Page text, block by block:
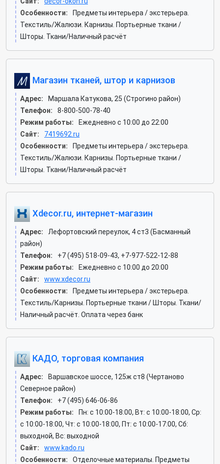
Особенности:
Предметы интерьера / экстерьера.
Текстиль/Жалюзи. Карнизы. Портьерные ткани /
Шторы. Ткани/Наличный расчёт
Магазин тканей, штор и карнизов
Адрес:
Маршала Катукова, 25 (Строгино район)
Телефон:
8-800-500-78-40
Режим работы:
Ежедневно с 10:00 до 22:00
Сайт:
7419692.ru
Особенности:
Предметы интерьера / экстерьера.
Текстиль/Жалюзи. Карнизы. Портьерные ткани /
Шторы. Ткани/Наличный расчёт
Xdecor.ru, интернет-магазин
Адрес:
Лефортовский переулок, 4 ст3 (Басманный
район)
Телефон:
+7 (495) 518-09-43, +7-977-522-12-88
Режим работы:
Ежедневно с 10:00 до 20:00
Сайт:
www.xdecor.ru
Особенности:
Предметы интерьера / экстерьера.
Текстиль/Карнизы. Портьерные ткани / Шторы. Ткани/
Наличный расчёт. Оплата через банк
КАДО, торговая компания
Адрес:
Варшавское шоссе, 125ж ст8 (Чертаново
Северное район)
Телефон:
+7 (495) 646-06-86
Режим работы:
Пн: c 10:00-18:00, Вт: c 10:00-18:00, Ср:
c 10:00-18:00, Чт: c 10:00-18:00, Пт: c 10:00-17:00, Сб:
выходной, Вс: выходной
Сайт:
www.kado.ru
Особенности:
Отделочные материалы. Предметы